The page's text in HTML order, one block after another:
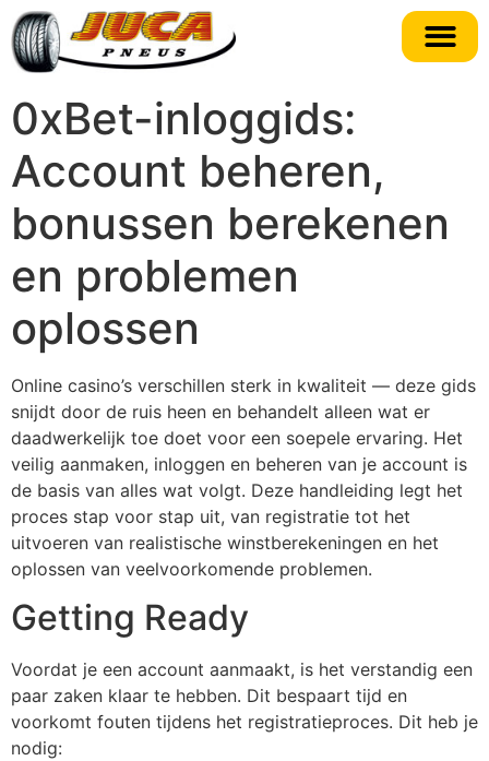
0xBet-inloggids:
Account beheren,
bonussen berekenen
en problemen
oplossen
Online casino’s verschillen sterk in kwaliteit — deze gids
snijdt door de ruis heen en behandelt alleen wat er
daadwerkelijk toe doet voor een soepele ervaring. Het
veilig aanmaken, inloggen en beheren van je account is
de basis van alles wat volgt. Deze handleiding legt het
proces stap voor stap uit, van registratie tot het
uitvoeren van realistische winstberekeningen en het
oplossen van veelvoorkomende problemen.
Getting Ready
Voordat je een account aanmaakt, is het verstandig een
paar zaken klaar te hebben. Dit bespaart tijd en
voorkomt fouten tijdens het registratieproces. Dit heb je
nodig: